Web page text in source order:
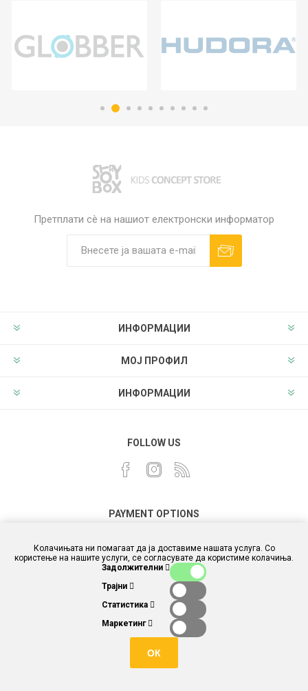
Претплати сè на нашиот електронски информатор
ИНФОРМАЦИИ
МОЈ ПРОФИЛ
ИНФОРМАЦИИ
FOLLOW US
PAYMENT OPTIONS
Колачињата ни помагаат да ја доставиме нашата услуга. Со
користење на нашите услуги, се согласувате да користиме колачиња.
Задолжителни
Трајни
Статистика
Маркетинг
ОК